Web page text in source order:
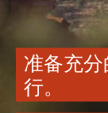
准备充
行。